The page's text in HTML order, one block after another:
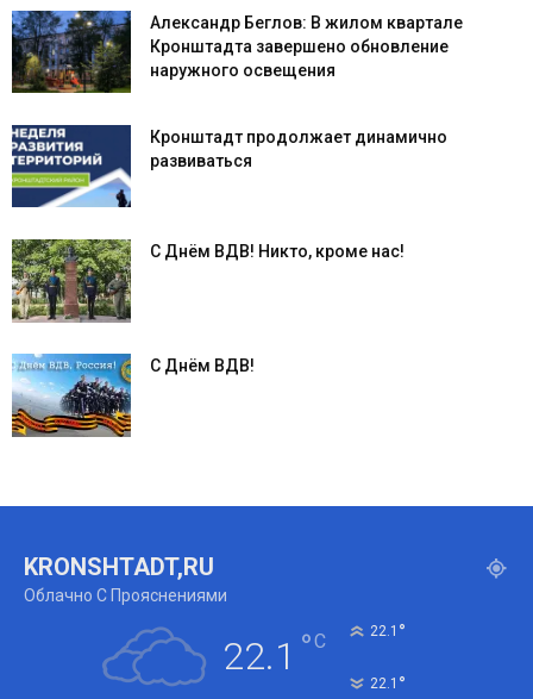
Александр Беглов: В жилом квартале
Кронштадта завершено обновление
наружного освещения
Кронштадт продолжает динамично
развиваться
С Днём ВДВ! Никто, кроме нас!
С Днём ВДВ!
KRONSHTADT,RU
Облачно С Прояснениями
22.1 °C 22.1 °
22.1 °